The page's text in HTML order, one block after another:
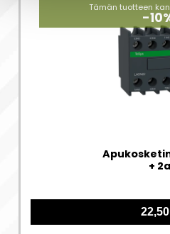
Tämän tuotteen
-
+ 2a